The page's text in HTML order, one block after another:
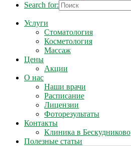
Search for:
Услуги
Стоматология
Косметология
Массаж
Цены
Акции
О нас
Наши врачи
Расписание
Лицензии
Фоторезультаты
Контакты
Клиника в Бескудниково
Полезные статьи